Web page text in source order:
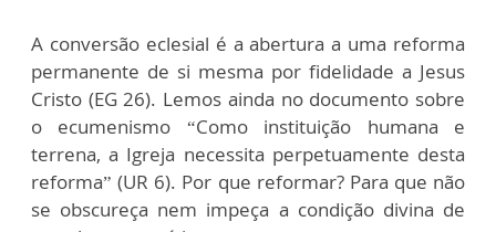
A conversão eclesial é a abertura a uma reforma
permanente de si mesma por fidelidade a Jesus
Cristo (EG 26). Lemos ainda no documento sobre
o ecumenismo “Como instituição humana e
terrena, a Igreja necessita perpetuamente desta
reforma” (UR 6). Por que reformar? Para que não
se obscureça nem impeça a condição divina de